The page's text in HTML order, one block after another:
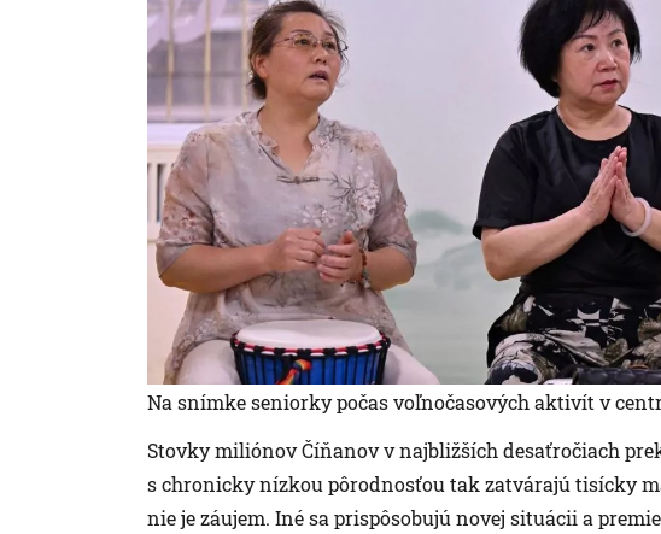
Na snímke seniorky počas voľnočasových aktivít v
Stovky miliónov Číňanov v najbližších desaťročiach
s chronicky nízkou pôrodnosťou tak zatvárajú tisícky
nie je záujem. Iné sa prispôsobujú novej situácii a